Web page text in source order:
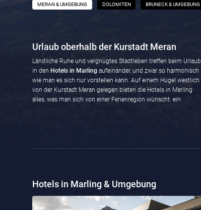
MERAN & UMGEBUNG DOLOMITEN BRUNECK & UMGEBUNG
Urlaub oberhalb der Kurstadt Meran
Ländliche Ruhe und vergnügtes Stadtleben treffen beim Urlaub
in den Hotels in Marling aufeinander, und zwar so harmonisch
wie man es sich nur vorstellen kann. Auf einem Hügel westlich
von der Kurstadt Meran gelegen bieten die Hotels in Marling
alles, was man sich von einer Ferienregion wünscht: ein
regionalen Genuss und Kultur sowie die Möglichkeit, einfach
spontan einen Stadtbummel zu unternehmen. Lassen Sie sich
Hotels in Marling & Umgebung